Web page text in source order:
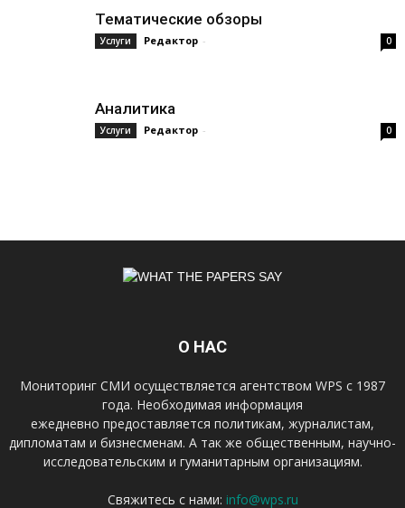
Тематические обзоры
Услуги Редактор - 0
Аналитика
Услуги Редактор - 0
О НАС
Мониторинг СМИ осуществляется агентством WPS с 1987
года. Необходимая информация
ежедневно предоставляется политикам, журналистам,
дипломатам и бизнесменам. А так же общественным, научно-
исследовательским и гуманитарным организациям.
Свяжитесь с нами: info@wps.ru